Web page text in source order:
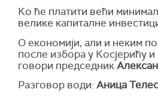
Ко ће платити већи
велике капиталне
О економији, али и неким
после избора у Косјерићу и
говори председник
Разговор води: Аница